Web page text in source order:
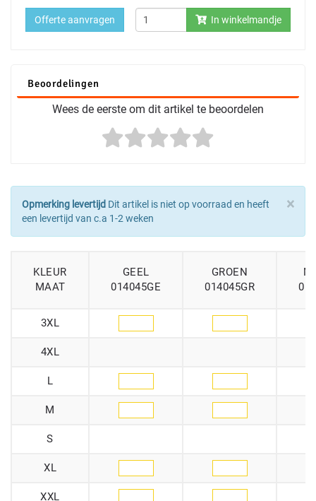
In winkelmandje
Offerte aanvragen
Beoordelingen
Wees de eerste om dit artikel te beoordelen
×
Opmerking levertijd Dit artikel is niet op voorraad en heeft
een levertijd van c.a 1-2 weken
KLEUR
MAAT
GEEL
014045GE
GROEN
014045GR
3XL
4XL
L
M
S
XL
XXL